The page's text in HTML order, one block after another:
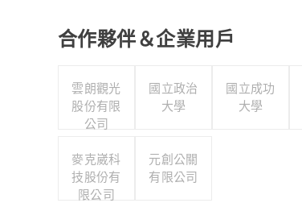
合作夥伴＆企業用戶
雲朗觀光
股份有限
公司
國立政治
大學
國立成功
大學
麥克崴科
技股份有
限公司
元創公關
有限公司